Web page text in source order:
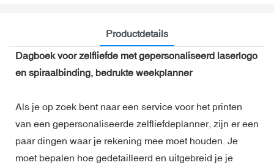
Productdetails
Dagboek voor zelfliefde met gepersonaliseerd laserlogo
en spiraalbinding, bedrukte weekplanner
Als je op zoek bent naar een service voor het printen
van een gepersonaliseerde zelfliefdeplanner, zijn er een
paar dingen waar je rekening mee moet houden. Je
moet bepalen hoe gedetailleerd en uitgebreid je je